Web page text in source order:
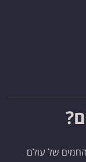
החמים של עולם